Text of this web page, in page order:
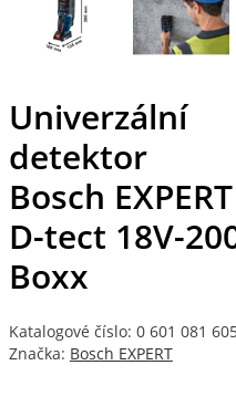
Univerzální
detektor
Bosch EXPERT
D-tect 18V-
Boxx
Katalogové číslo: 0 601 081
Značka: Bosch EXPERT